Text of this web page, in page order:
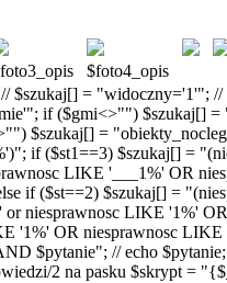
$foto4_opis
$szukaj[] = "widoczny='1'";
if ($gmi<>"") $szukaj[]
$szukaj[] =
if ($st1==3) $szukaj[] =
LIKE '___1%' OR
if ($st==2) $szukaj[] =
niesprawnosc LIKE '1%'
'1%' OR niesprawnosc
$pytanie"; // echo
2 na pasku $skrypt =